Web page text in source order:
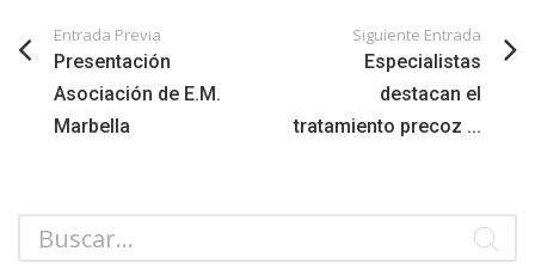
Entrada Previa
Presentación
Asociación de E.M.
Marbella
Siguiente Entrada
Especialistas
destacan el
tratamiento precoz ...